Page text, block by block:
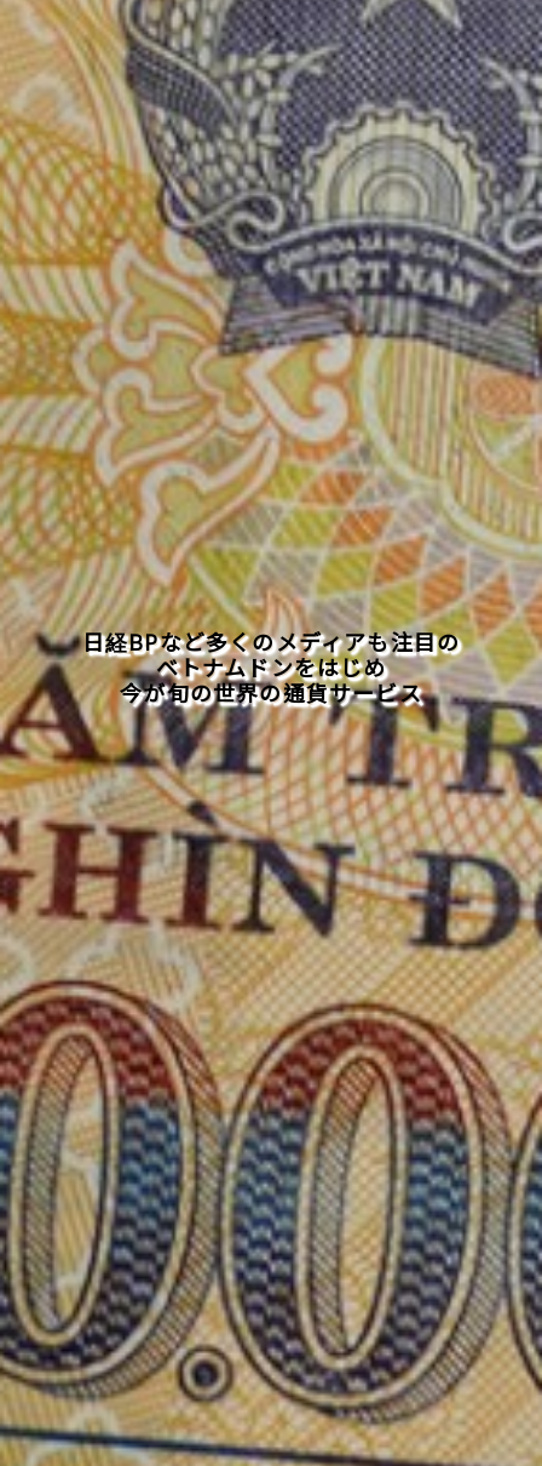
日経BPなど多くのメディアも注目の
ベトナムドンをはじめ
今が旬の世界の通貨サービス